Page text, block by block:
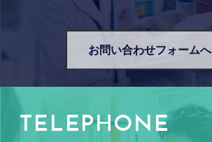
お問い合わせフォームへ
TELEPHONE